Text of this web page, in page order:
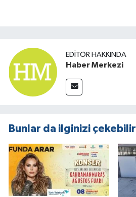
EDITÖR HAKKINDA
Haber Merkezi
Bunlar da ilginizi çekebilir